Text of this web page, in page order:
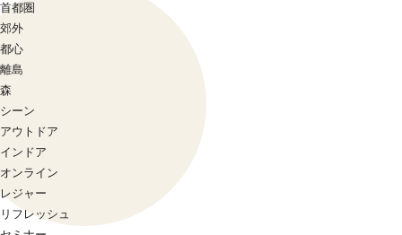
首都圏
郊外
都心
離島
森
シーン
アウトドア
インドア
オンライン
レジャー
リフレッシュ